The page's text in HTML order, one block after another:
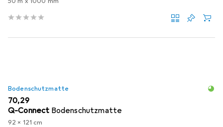
Bodenschutzmatte
EUR
70,29
Q-Connect Bodenschutzmatte
92 x 121 cm